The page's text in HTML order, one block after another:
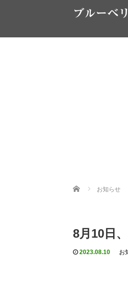
ブルーベ
Home お知らせ
8月10日
2023.08.10 お